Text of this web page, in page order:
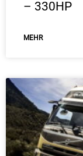
– 330HP
ΜEHR